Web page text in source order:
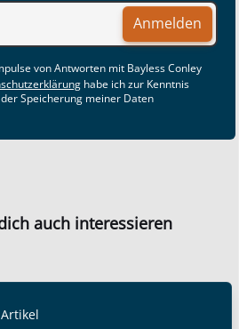
Anmelden
von Antworten mit Bayless Conley
habe ich zur Kenntnis
Speicherung meiner Daten
auch interessieren
Artikel